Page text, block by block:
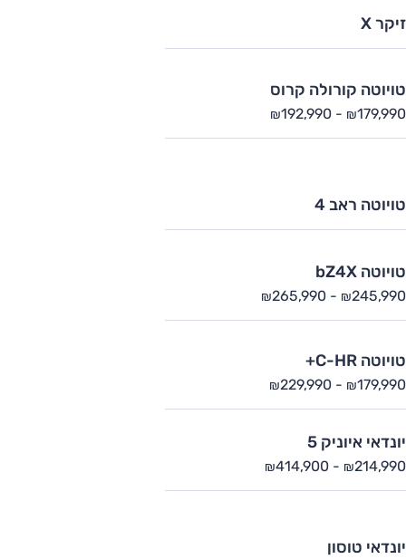
זיקר X
טויוטה קורולה קרוס
₪179,990
-
₪192,990
טויוטה ראב 4
טויוטה bZ4X
₪245,990
-
₪265,990
טויוטה C-HR+
₪179,990
-
₪229,990
יונדאי איוניק 5
₪214,990
-
₪414,900
יונדאי טוסון